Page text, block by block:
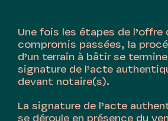
Une fois les étapes de l’offre
compromis passées, la
d’un terrain à bâtir se
signature de l’acte
devant notaire(s).
La signature de l’acte